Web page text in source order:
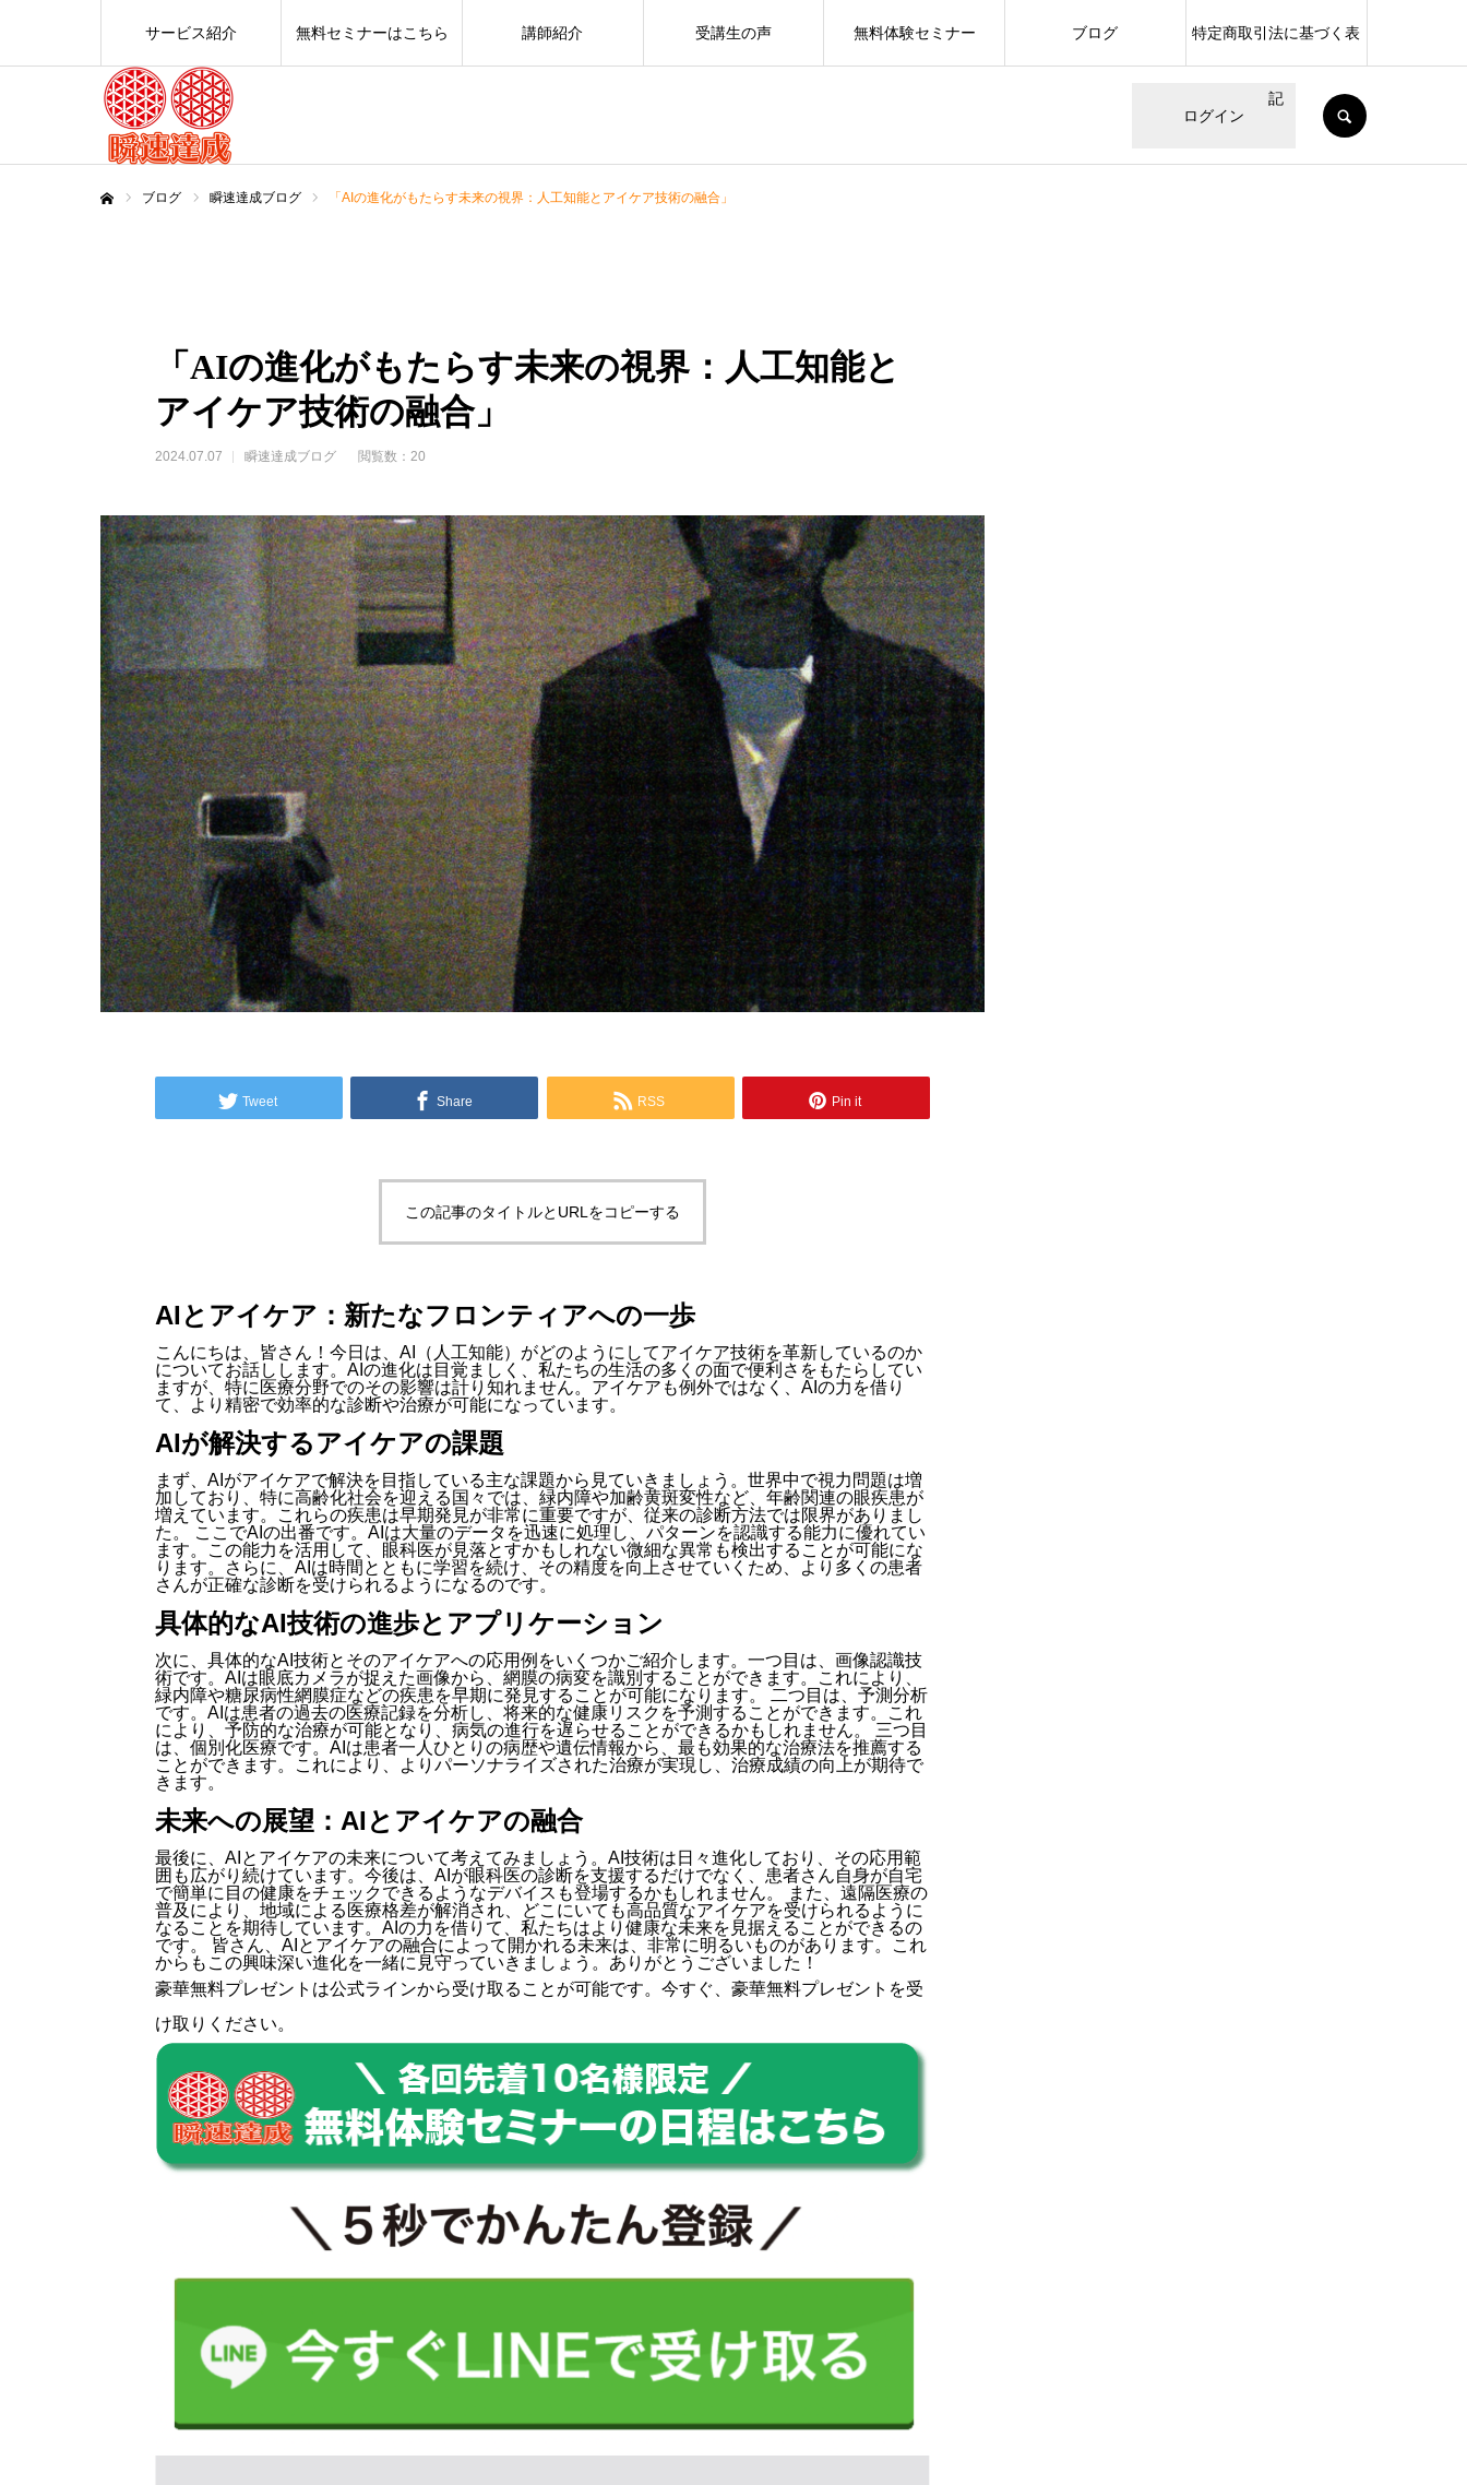
ログイン
サービス紹介 無料セミナーはこちら 講師紹介 受講生の声 無料体験セミナー ブログ 特定商取引法に基づく表
記
ブログ 瞬速達成ブログ 「AIの進化がもたらす未来の視界：人工知能とアイケア技術の融合」
「AIの進化がもたらす未来の視界：人工知能と
アイケア技術の融合」
2024.07.07 瞬速達成ブログ 閲覧数：20
Tweet Share RSS Pin it
この記事のタイトルとURLをコピーする
AIとアイケア：新たなフロンティアへの一歩
こんにちは、皆さん！今日は、AI（人工知能）がどのようにしてアイケア技術を革新しているのか
についてお話しします。AIの進化は目覚ましく、私たちの生活の多くの面で便利さをもたらしてい
ますが、特に医療分野でのその影響は計り知れません。アイケアも例外ではなく、AIの力を借り
て、より精密で効率的な診断や治療が可能になっています。
AIが解決するアイケアの課題
まず、AIがアイケアで解決を目指している主な課題から見ていきましょう。世界中で視力問題は増
加しており、特に高齢化社会を迎える国々では、緑内障や加齢黄斑変性など、年齢関連の眼疾患が
増えています。これらの疾患は早期発見が非常に重要ですが、従来の診断方法では限界がありまし
た。 ここでAIの出番です。AIは大量のデータを迅速に処理し、パターンを認識する能力に優れてい
ます。この能力を活用して、眼科医が見落とすかもしれない微細な異常も検出することが可能にな
ります。さらに、AIは時間とともに学習を続け、その精度を向上させていくため、より多くの患者
さんが正確な診断を受けられるようになるのです。
具体的なAI技術の進歩とアプリケーション
次に、具体的なAI技術とそのアイケアへの応用例をいくつかご紹介します。一つ目は、画像認識技
術です。AIは眼底カメラが捉えた画像から、網膜の病変を識別することができます。これにより、
緑内障や糖尿病性網膜症などの疾患を早期に発見することが可能になります。 二つ目は、予測分析
です。AIは患者の過去の医療記録を分析し、将来的な健康リスクを予測することができます。これ
により、予防的な治療が可能となり、病気の進行を遅らせることができるかもしれません。 三つ目
は、個別化医療です。AIは患者一人ひとりの病歴や遺伝情報から、最も効果的な治療法を推薦する
ことができます。これにより、よりパーソナライズされた治療が実現し、治療成績の向上が期待で
きます。
未来への展望：AIとアイケアの融合
最後に、AIとアイケアの未来について考えてみましょう。AI技術は日々進化しており、その応用範
囲も広がり続けています。今後は、AIが眼科医の診断を支援するだけでなく、患者さん自身が自宅
で簡単に目の健康をチェックできるようなデバイスも登場するかもしれません。 また、遠隔医療の
普及により、地域による医療格差が解消され、どこにいても高品質なアイケアを受けられるように
なることを期待しています。AIの力を借りて、私たちはより健康な未来を見据えることができるの
です。 皆さん、AIとアイケアの融合によって開かれる未来は、非常に明るいものがあります。これ
からもこの興味深い進化を一緒に見守っていきましょう。ありがとうございました！
豪華無料プレゼントは公式ラインから受け取ることが可能です。今すぐ、豪華無料プレゼントを受
け取りください。